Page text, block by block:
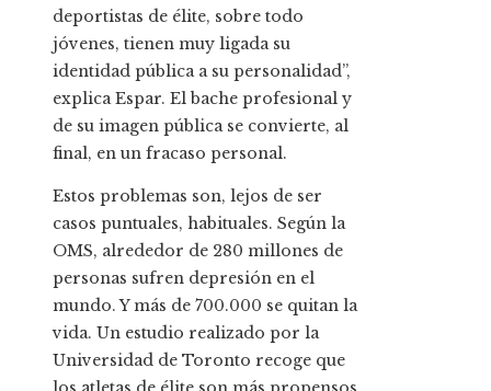
deportistas de élite, sobre todo
jóvenes, tienen muy ligada su
identidad pública a su personalidad”,
explica Espar. El bache profesional y
de su imagen pública se convierte, al
final, en un fracaso personal.
Estos problemas son, lejos de ser
casos puntuales, habituales. Según la
OMS, alrededor de 280 millones de
personas sufren depresión en el
mundo. Y más de 700.000 se quitan la
vida. Un estudio realizado por la
Universidad de Toronto recoge que